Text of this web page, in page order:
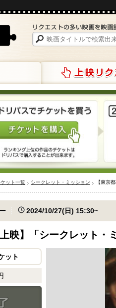
上映リクエスト
ット一覧 シークレット・ミッション 【東京
2024/10/27(日) 15:30~
上映】「シークレット
ット